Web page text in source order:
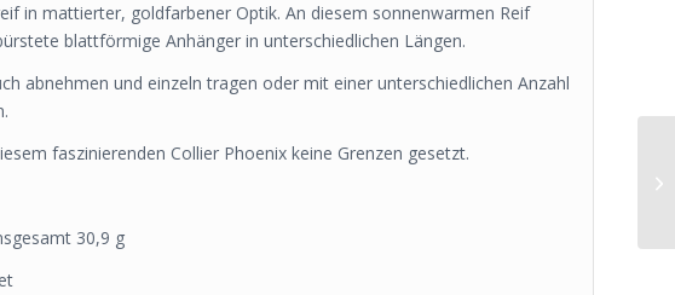
in mattierter, goldfarbener Optik. An diesem sonnenwarmen Reif
blattförmige Anhänger in unterschiedlichen Längen.
abnehmen und einzeln tragen oder mit einer unterschiedlichen Anzahl
faszinierenden Collier Phoenix keine Grenzen gesetzt.
30,9 g